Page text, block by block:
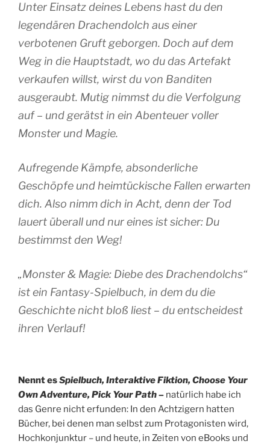
Unter Einsatz deines Lebens hast du den
legendären Drachendolch aus einer
verbotenen Gruft geborgen. Doch auf dem
Weg in die Hauptstadt, wo du das Artefakt
verkaufen willst, wirst du von Banditen
ausgeraubt. Mutig nimmst du die Verfolgung
auf – und gerätst in ein Abenteuer voller
Monster und Magie.
Aufregende Kämpfe, absonderliche
Geschöpfe und heimtückische Fallen erwarten
dich. Also nimm dich in Acht, denn der Tod
lauert überall und nur eines ist sicher: Du
bestimmst den Weg!
„Monster & Magie: Diebe des Drachendolchs“
ist ein Fantasy-Spielbuch, in dem du die
Geschichte nicht bloß liest – du entscheidest
ihren Verlauf!
Nennt esSpielbuch, Interaktive Fiktion, Choose Your
Own Adventure, Pick Your Path– natürlich habe ich
das Genre nicht erfunden: In den Achtzigern hatten
Bücher, bei denen man selbst zum Protagonisten wird,
Hochkonjunktur – und heute, in Zeiten von eBooks und